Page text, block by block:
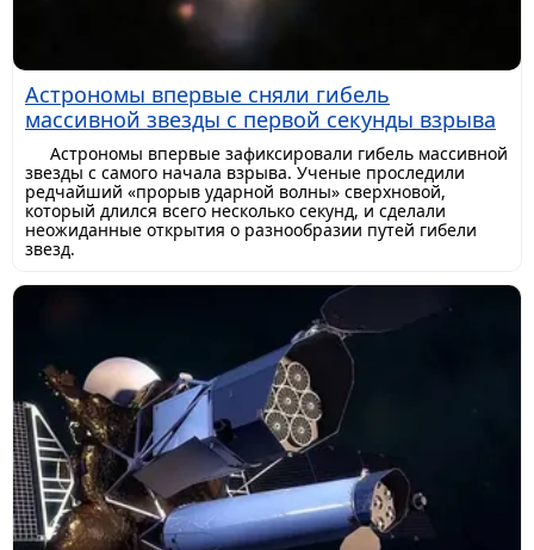
Астрономы впервые сняли гибель
массивной звезды с первой секунды взрыва
Астрономы впервые зафиксировали гибель массивной
звезды с самого начала взрыва. Ученые проследили
редчайший «прорыв ударной волны» сверхновой,
который длился всего несколько секунд, и сделали
неожиданные открытия о разнообразии путей гибели
звезд.